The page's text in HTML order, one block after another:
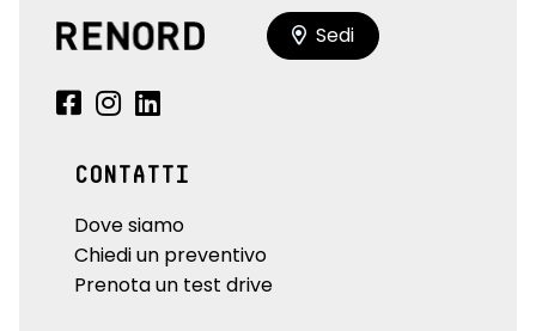
Sedi
CONTATTI
Dove siamo
Chiedi un preventivo
Prenota un test drive